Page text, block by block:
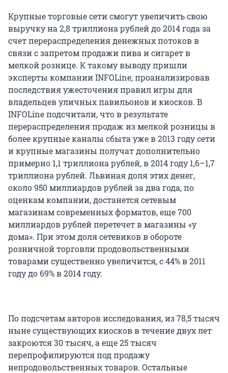
Крупные торговые сети смогут увеличить свою
выручку на 2,8 триллиона рублей до 2014 года за
счет перераспределения денежных потоков в
связи с запретом продажи пива и сигарет в
мелкой рознице. К такому выводу пришли
эксперты компании INFOLine, проанализировав
последствия ужесточения правил игры для
владельцев уличных павильонов и киосков. В
INFOLine подсчитали, что в результате
перераспределения продаж из мелкой розницы в
более крупные каналы сбыта уже в 2013 году сети
и крупные магазины получат дополнительно
примерно 1,1 триллиона рублей, в 2014 году 1,6–1,7
триллиона рублей. Львиная доля этих денег,
около 950 миллиардов рублей за два года, по
оценкам компании, достанется сетевым
магазинам современных форматов, еще 700
миллиардов рублей перетечет в магазины «у
дома». При этом доля сетевиков в обороте
розничной торговли продовольственными
товарами существенно увеличится, с 44% в 2011
году до 69% в 2014 году.
По подсчетам авторов исследования, из 78,5 тысяч
ныне существующих киосков в течение двух лет
закроются 30 тысяч, а еще 25 тысяч
перепрофилируются под продажу
непродовольственных товаров. Остальные